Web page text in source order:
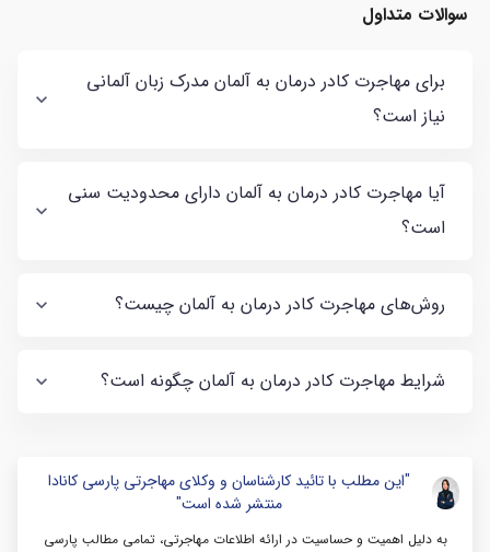
سوالات متداول
برای مهاجرت کادر درمان به آلمان مدرک زبان آلمانی
نیاز است؟
آیا مهاجرت کادر درمان به آلمان دارای محدودیت سنی
است؟
روش‌های مهاجرت کادر درمان به آلمان چیست؟
شرایط مهاجرت کادر درمان به آلمان چگونه است؟
"این مطلب با تائید کارشناسان و وکلای مهاجرتی پارسی کانادا
منتشر شده است"
به دلیل اهمیت و حساسیت در ارائه اطلاعات مهاجرتی، تمامی مطالب پارسی